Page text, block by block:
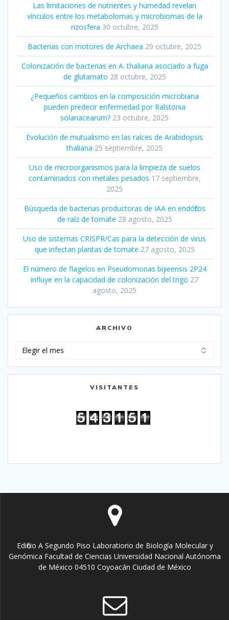
Las limitaciones de nutrientes y humedad revelan
vínculos entre los metabolomas y microbiomas de la
rizosfera 30 octubre, 2025
Bacterias con motores de Archaea 29 octubre, 2025
Colonización de bacterias en A. thaliana asociado a fuga
de glutamato 28 octubre, 2025
¿Pequeños cambios en la composición microbiana
pueden predecir enfermedad por Ralstonia
solanacearum? 23 octubre, 2025
Evolución de mutualismo en las raíces de Arabidopsis
thaliana 25 septiembre, 2025
Uso de microorganismos para la limpieza de suelos
contaminados con metales pesados 17 septiembre,
2025
Búsqueda de bacterias productoras de IAA en endófitos
de raíz de tomate 28 agosto, 2025
Uso de sistemas CRISPR/Cas para la detección de virus
que infectan plantas de tomate 27 agosto, 2025
El número de flagelos en Pseudomonas bijieensis 2P24
influye en la capacidad de colonización del trigo 27
agosto, 2025
ARCHIVO
VISITANTES
Edificio A Segundo Piso Laboratiorio de Biología Molecular y
Genómica Facultad de Ciencias Universidad Nacional Autónoma
de México 04510 Coyoacán Ciudad de México